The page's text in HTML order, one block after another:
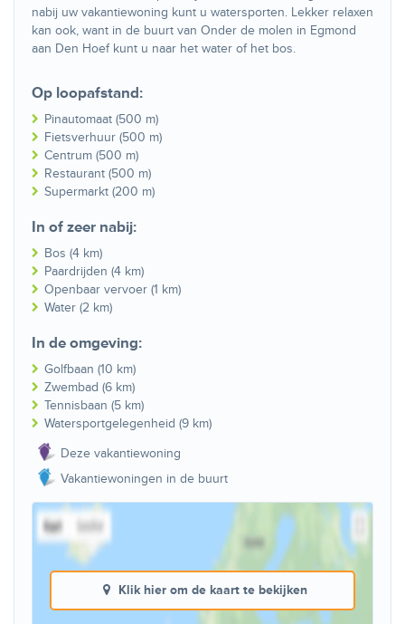
nabij uw vakantiewoning kunt u watersporten. Lekker relaxen
kan ook, want in de buurt van Onder de molen in Egmond
aan Den Hoef kunt u naar het water of het bos.
Op loopafstand:
Pinautomaat (500 m)
Fietsverhuur (500 m)
Centrum (500 m)
Restaurant (500 m)
Supermarkt (200 m)
In of zeer nabij:
Bos (4 km)
Paardrijden (4 km)
Openbaar vervoer (1 km)
Water (2 km)
In de omgeving:
Golfbaan (10 km)
Zwembad (6 km)
Tennisbaan (5 km)
Watersportgelegenheid (9 km)
Deze vakantiewoning
Vakantiewoningen in de buurt
Klik hier om de kaart te bekijken